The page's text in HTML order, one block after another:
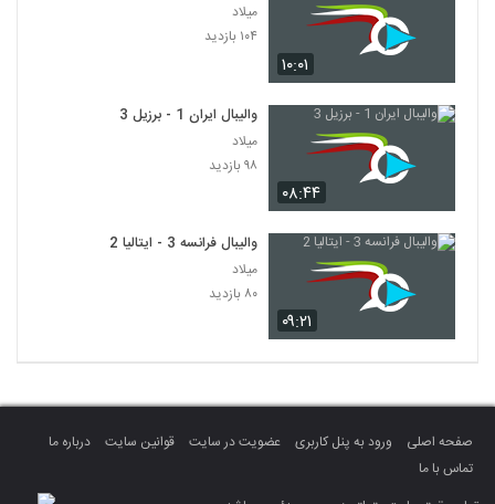
۱۰:۰۱
میلاد
۱۰۴ بازدید
۰۸:۴۴
والیبال ایران 1 - برزیل 3
میلاد
۹۸ بازدید
۰۹:۲۱
والیبال فرانسه 3 - ایتالیا 2
میلاد
۸۰ بازدید
صفحه اصلی ورود به پنل کاربری عضویت در سایت قوانین سایت
درباره ما
تماس با ما